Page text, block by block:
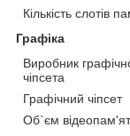
Кількість слотів
Графіка
Виробник
чіпсета
Графічний чіпсет
Об`єм